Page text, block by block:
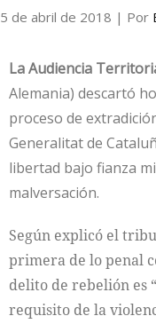
5 de abril de 2018 | Por
La Audiencia
Alemania) descartó
proceso de
Generalitat de
libertad bajo fianza
malversación.
Según explicó el
primera de lo penal
delito de rebelión es
requisito de la